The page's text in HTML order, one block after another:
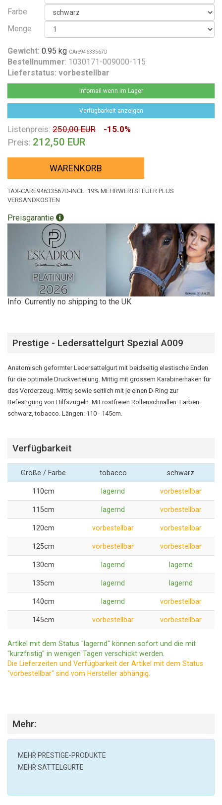
Farbe
Menge
Gewicht: 0.95 kg CAre94633567D
Bestellnummer: 1030171-009000-115
Lieferstatus: vorbestellbar
Infomail wenn im Lager
Verfügbarkeit anzeigen
Listenpreis: 250,00 EUR -15.0%
Preis: 212,50 EUR
WARENKORB
TAX-CARE94633567D-INCL. 19% MEHRWERTSTEUER PLUS
VERSANDKOSTEN
Preisgarantie
Info: Currently no shipping to the UK
Prestige - Ledersattelgurt Spezial A009
Anatomisch geformter Ledersattelgurt mit beidseitig elastische Enden
für die optimale Druckverteilung. Mittig mit grossem Karabinerhaken für
das Vorderzeug. Mittig sowie seitlich mit je einen D-Ring zur
Befestigung von Hilfszügeln. Mit rostfreien Rollenschnallen. Farben:
schwarz, tobacco. Längen: 110 - 145cm.
Verfügbarkeit
Größe / Farbe tobacco schwarz
110cm lagernd vorbestellbar
115cm lagernd vorbestellbar
120cm vorbestellbar vorbestellbar
125cm vorbestellbar vorbestellbar
130cm lagernd lagernd
135cm lagernd lagernd
140cm lagernd vorbestellbar
145cm vorbestellbar vorbestellbar
Artikel mit dem Status "lagernd" können sofort und die mit
"kurzfristig" in wenigen Tagen verschickt werden.
Die Lieferzeiten und Verfügbarkeit der Artikel mit dem Status
"vorbestellbar" sind vom Hersteller abhängig.
Mehr:
MEHR PRESTIGE-PRODUKTE
MEHR SATTELGURTE